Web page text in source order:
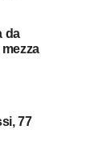
da
77